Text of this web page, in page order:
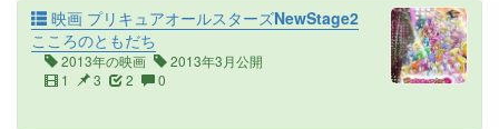
映画 プリキュアオールスターズNewStage2
こころのともだち
2013年の映画
2013年3月公開
1
3 2 0